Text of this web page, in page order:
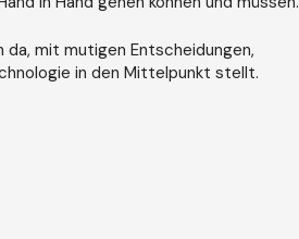
mit mutigen Entscheidungen,
in den Mittelpunkt stellt.